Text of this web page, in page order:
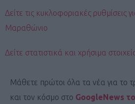
Δείτε τις κυκλοφοριακές ρυθμίσεις
Μαραθώνιο
Δείτε στατιστικά και χρήσιμα
Μάθετε πρώτοι όλα τα νέα για το
και τον κόσμο στο GoogleNews